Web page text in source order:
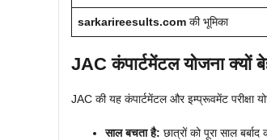
sarkarireesults.com की भूमिका
JAC कंपार्टमेंटल योजना क्यों
JAC की यह कंपार्टमेंटल और इम्प्रूवमेंट परीक्षा
साल बचता है: छात्रों को पूरा साल